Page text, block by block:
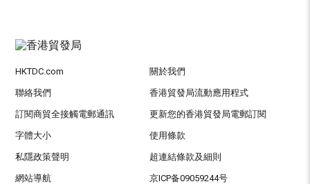
HKTDC.com 關於我們
聯絡我們 香港貿發局流動應用程式
訂閱商貿全接觸電郵通訊 更新您的香港貿發局電郵訂閱
字體大小 使用條款
私隱政策聲明 超連結條款及細則
網站導航 京ICP备09059244号